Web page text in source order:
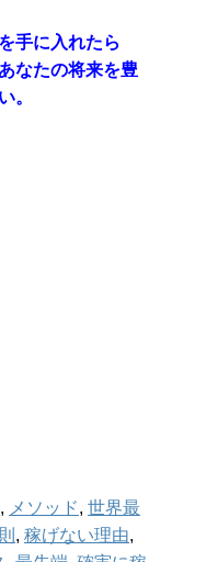
手に入れたら
なたの将来を豊
。
, メソッド, 世界最
, 稼げない理由,